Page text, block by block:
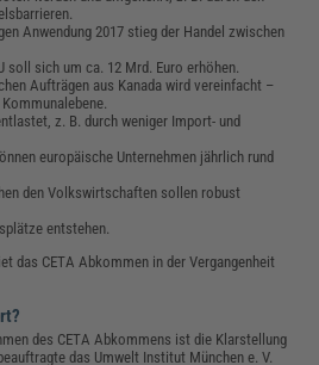
Anwendung 2017 stieg der Handel zwischen
soll sich um ca. 12 Mrd. Euro erhöhen.
Aufträgen aus Kanada wird vereinfacht –
z. B. durch weniger Import- und
europäische Unternehmen jährlich rund
den Volkswirtschaften sollen robust
entstehen.
das CETA Abkommen in der Vergangenheit
des CETA Abkommens ist die Klarstellung
das Umwelt Institut München e. V.